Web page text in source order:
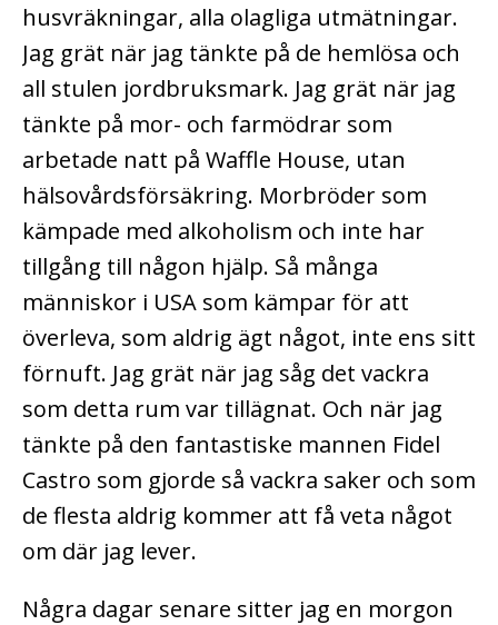
husvräkningar, alla olagliga utmätningar.
Jag grät när jag tänkte på de hemlösa och
all stulen jordbruksmark. Jag grät när jag
tänkte på mor- och farmödrar som
arbetade natt på Waffle House, utan
hälsovårdsförsäkring. Morbröder som
kämpade med alkoholism och inte har
tillgång till någon hjälp. Så många
människor i USA som kämpar för att
överleva, som aldrig ägt något, inte ens sitt
förnuft. Jag grät när jag såg det vackra
som detta rum var tillägnat. Och när jag
tänkte på den fantastiske mannen Fidel
Castro som gjorde så vackra saker och som
de flesta aldrig kommer att få veta något
om där jag lever.
Några dagar senare sitter jag en morgon